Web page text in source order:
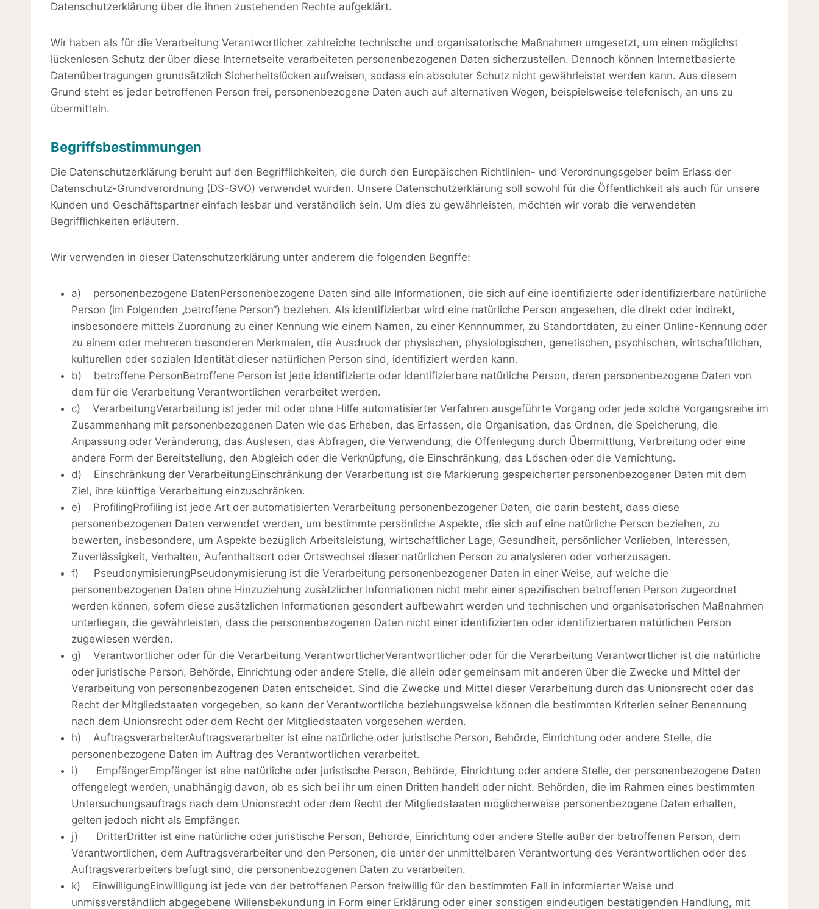
Datenschutzerklärung über die ihnen zustehenden Rechte aufgeklärt.
Wir haben als für die Verarbeitung Verantwortlicher zahlreiche technische und organisatorische Maßnahmen umgesetzt, um einen möglichst
lückenlosen Schutz der über diese Internetseite verarbeiteten personenbezogenen Daten sicherzustellen. Dennoch können Internetbasierte
Datenübertragungen grundsätzlich Sicherheitslücken aufweisen, sodass ein absoluter Schutz nicht gewährleistet werden kann. Aus diesem
Grund steht es jeder betroffenen Person frei, personenbezogene Daten auch auf alternativen Wegen, beispielsweise telefonisch, an uns zu
übermitteln.
Begriffsbestimmungen
Die Datenschutzerklärung beruht auf den Begrifflichkeiten, die durch den Europäischen Richtlinien- und Verordnungsgeber beim Erlass der
Datenschutz-Grundverordnung (DS-GVO) verwendet wurden. Unsere Datenschutzerklärung soll sowohl für die Öffentlichkeit als auch für unsere
Kunden und Geschäftspartner einfach lesbar und verständlich sein. Um dies zu gewährleisten, möchten wir vorab die verwendeten
Begrifflichkeiten erläutern.
Wir verwenden in dieser Datenschutzerklärung unter anderem die folgenden Begriffe:
a) personenbezogene DatenPersonenbezogene Daten sind alle Informationen, die sich auf eine identifizierte oder identifizierbare natürliche
Person (im Folgenden „betroffene Person“) beziehen. Als identifizierbar wird eine natürliche Person angesehen, die direkt oder indirekt,
insbesondere mittels Zuordnung zu einer Kennung wie einem Namen, zu einer Kennnummer, zu Standortdaten, zu einer Online-Kennung oder
zu einem oder mehreren besonderen Merkmalen, die Ausdruck der physischen, physiologischen, genetischen, psychischen, wirtschaftlichen,
kulturellen oder sozialen Identität dieser natürlichen Person sind, identifiziert werden kann.
b) betroffene PersonBetroffene Person ist jede identifizierte oder identifizierbare natürliche Person, deren personenbezogene Daten von
dem für die Verarbeitung Verantwortlichen verarbeitet werden.
c) VerarbeitungVerarbeitung ist jeder mit oder ohne Hilfe automatisierter Verfahren ausgeführte Vorgang oder jede solche Vorgangsreihe im
Zusammenhang mit personenbezogenen Daten wie das Erheben, das Erfassen, die Organisation, das Ordnen, die Speicherung, die
Anpassung oder Veränderung, das Auslesen, das Abfragen, die Verwendung, die Offenlegung durch Übermittlung, Verbreitung oder eine
andere Form der Bereitstellung, den Abgleich oder die Verknüpfung, die Einschränkung, das Löschen oder die Vernichtung.
d) Einschränkung der VerarbeitungEinschränkung der Verarbeitung ist die Markierung gespeicherter personenbezogener Daten mit dem
Ziel, ihre künftige Verarbeitung einzuschränken.
e) ProfilingProfiling ist jede Art der automatisierten Verarbeitung personenbezogener Daten, die darin besteht, dass diese
personenbezogenen Daten verwendet werden, um bestimmte persönliche Aspekte, die sich auf eine natürliche Person beziehen, zu
bewerten, insbesondere, um Aspekte bezüglich Arbeitsleistung, wirtschaftlicher Lage, Gesundheit, persönlicher Vorlieben, Interessen,
Zuverlässigkeit, Verhalten, Aufenthaltsort oder Ortswechsel dieser natürlichen Person zu analysieren oder vorherzusagen.
f) PseudonymisierungPseudonymisierung ist die Verarbeitung personenbezogener Daten in einer Weise, auf welche die
personenbezogenen Daten ohne Hinzuziehung zusätzlicher Informationen nicht mehr einer spezifischen betroffenen Person zugeordnet
werden können, sofern diese zusätzlichen Informationen gesondert aufbewahrt werden und technischen und organisatorischen Maßnahmen
unterliegen, die gewährleisten, dass die personenbezogenen Daten nicht einer identifizierten oder identifizierbaren natürlichen Person
zugewiesen werden.
g) Verantwortlicher oder für die Verarbeitung VerantwortlicherVerantwortlicher oder für die Verarbeitung Verantwortlicher ist die natürliche
oder juristische Person, Behörde, Einrichtung oder andere Stelle, die allein oder gemeinsam mit anderen über die Zwecke und Mittel der
Verarbeitung von personenbezogenen Daten entscheidet. Sind die Zwecke und Mittel dieser Verarbeitung durch das Unionsrecht oder das
Recht der Mitgliedstaaten vorgegeben, so kann der Verantwortliche beziehungsweise können die bestimmten Kriterien seiner Benennung
nach dem Unionsrecht oder dem Recht der Mitgliedstaaten vorgesehen werden.
h) AuftragsverarbeiterAuftragsverarbeiter ist eine natürliche oder juristische Person, Behörde, Einrichtung oder andere Stelle, die
personenbezogene Daten im Auftrag des Verantwortlichen verarbeitet.
i) EmpfängerEmpfänger ist eine natürliche oder juristische Person, Behörde, Einrichtung oder andere Stelle, der personenbezogene Daten
offengelegt werden, unabhängig davon, ob es sich bei ihr um einen Dritten handelt oder nicht. Behörden, die im Rahmen eines bestimmten
Untersuchungsauftrags nach dem Unionsrecht oder dem Recht der Mitgliedstaaten möglicherweise personenbezogene Daten erhalten,
gelten jedoch nicht als Empfänger.
j) DritterDritter ist eine natürliche oder juristische Person, Behörde, Einrichtung oder andere Stelle außer der betroffenen Person, dem
Verantwortlichen, dem Auftragsverarbeiter und den Personen, die unter der unmittelbaren Verantwortung des Verantwortlichen oder des
Auftragsverarbeiters befugt sind, die personenbezogenen Daten zu verarbeiten.
k) EinwilligungEinwilligung ist jede von der betroffenen Person freiwillig für den bestimmten Fall in informierter Weise und
unmissverständlich abgegebene Willensbekundung in Form einer Erklärung oder einer sonstigen eindeutigen bestätigenden Handlung, mit